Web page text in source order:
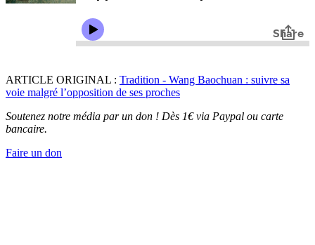
ARTICLE ORIGINAL : Tradition - Wang Baochuan : suivre sa
voie malgré l’opposition de ses proches
Soutenez notre média par un don ! Dès 1€ via Paypal ou carte
bancaire.
Faire un don